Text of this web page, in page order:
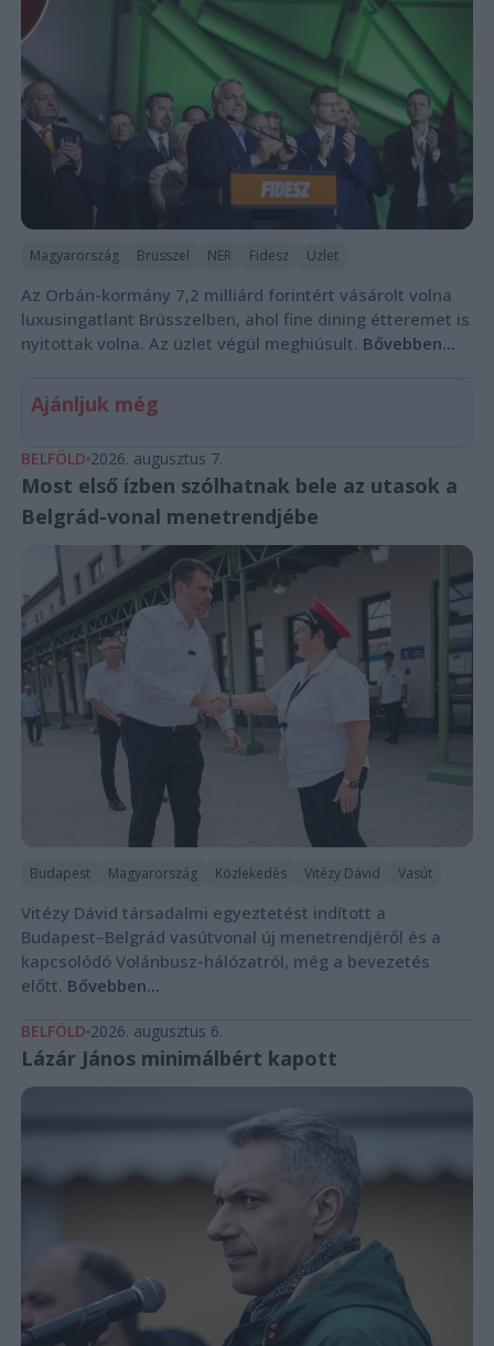
Magyarország Brüsszel NER Fidesz Üzlet
Az Orbán-kormány 7,2 milliárd forintért vásárolt volna
luxusingatlant Brüsszelben, ahol fine dining étteremet is
nyitottak volna. Az üzlet végül meghiúsult. Bővebben...
Ajánljuk még
BELFÖLD 2026. augusztus 7.
Most első ízben szólhatnak bele az utasok a
Belgrád-vonal menetrendjébe
Budapest Magyarország Közlekedés Vitézy Dávid Vasút
Vitézy Dávid társadalmi egyeztetést indított a
Budapest–Belgrád vasútvonal új menetrendjéről és a
kapcsolódó Volánbusz-hálózatról, még a bevezetés
előtt. Bővebben...
BELFÖLD 2026. augusztus 6.
Lázár János minimálbért kapott